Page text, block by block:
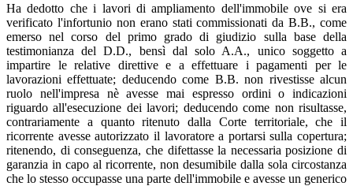
Ha dedotto che i lavori di ampliamento dell'immobile ove si era
verificato l'infortunio non erano stati commissionati da B.B., come
emerso nel corso del primo grado di giudizio sulla base della
testimonianza del D.D., bensì dal solo A.A., unico soggetto a
impartire le relative direttive e a effettuare i pagamenti per le
lavorazioni effettuate; deducendo come B.B. non rivestisse alcun
ruolo nell'impresa nè avesse mai espresso ordini o indicazioni
riguardo all'esecuzione dei lavori; deducendo come non risultasse,
contrariamente a quanto ritenuto dalla Corte territoriale, che il
ricorrente avesse autorizzato il lavoratore a portarsi sulla copertura;
ritenendo, di conseguenza, che difettasse la necessaria posizione di
garanzia in capo al ricorrente, non desumibile dalla sola circostanza
che lo stesso occupasse una parte dell'immobile e avesse un generico